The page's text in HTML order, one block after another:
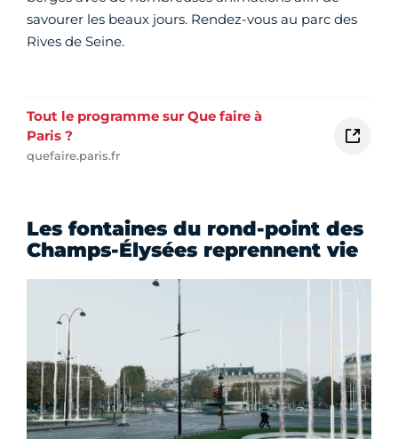
savourer les beaux jours. Rendez-vous au parc des
Rives de Seine.
Tout le programme sur Que faire à
Paris ?
quefaire.paris.fr
Les fontaines du rond-point des
Champs-Élysées reprennent vie